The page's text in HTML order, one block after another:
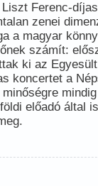
Ferenc-
zenei
a magyar
számít:
ki az
koncertet a
előadó által